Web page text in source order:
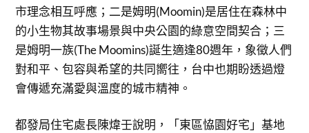
市理念相互呼應；二是姆明(Moomin)是居住在森林中
的小生物其故事場景與中央公園的綠意空間契合；三
是姆明一族(The Moomins)誕生適逢80週年，象徵人們
對和平、包容與希望的共同嚮往，台中也期盼透過燈
會傳遞充滿愛與溫度的城市精神。
都發局住宅處長陳煒壬說明，「東區恊園好宅」基地